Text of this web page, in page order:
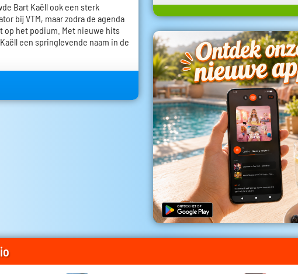
Bart Kaëll ook een sterk
bij VTM, maar zodra de agenda
het podium. Met nieuwe hits
een springlevende naam in de